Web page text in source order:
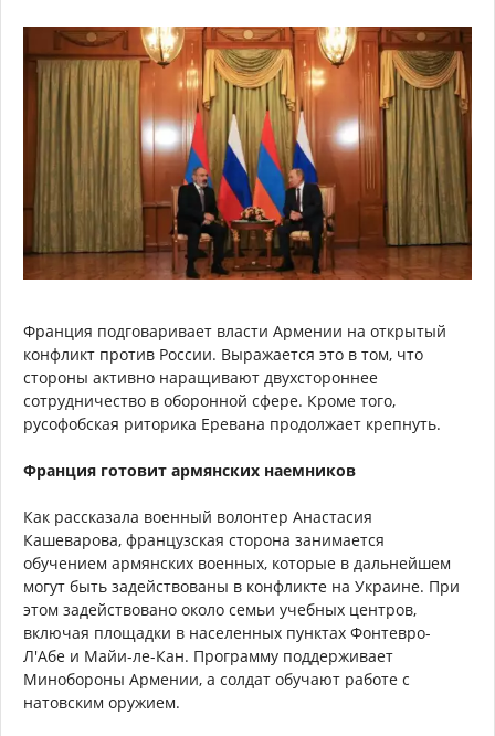
Франция подговаривает власти Армении на открытый
конфликт против России. Выражается это в том, что
стороны активно наращивают двухстороннее
сотрудничество в оборонной сфере. Кроме того,
русофобская риторика Еревана продолжает крепнуть.
Франция готовит армянских наемников
Как рассказала военный волонтер Анастасия
Кашеварова, французская сторона занимается
обучением армянских военных, которые в дальнейшем
могут быть задействованы в конфликте на Украине. При
этом задействовано около семьи учебных центров,
включая площадки в населенных пунктах Фонтевро-
Л'Абе и Майи-ле-Кан. Программу поддерживает
Минобороны Армении, а солдат обучают работе с
натовским оружием.